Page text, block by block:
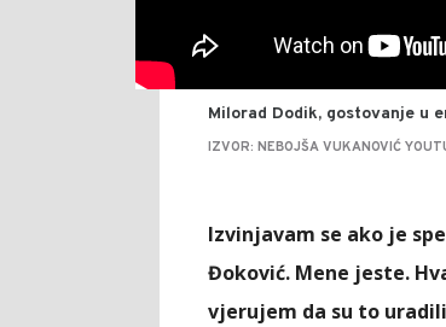
Milorad Dodik, gostovanje u
IZVOR: NEBOJŠA VUKANOVIĆ
Izvinjavam se ako je
Đoković. Mene jeste.
vjerujem da su to